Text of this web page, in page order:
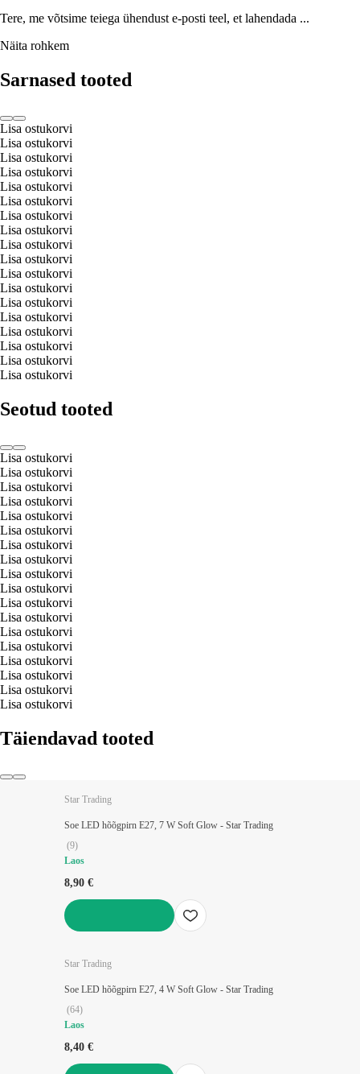
Tere, me võtsime teiega ühendust e-posti teel, et lahendada ...
Näita rohkem
Sarnased tooted
Lisa ostukorvi
Lisa ostukorvi
Lisa ostukorvi
Lisa ostukorvi
Lisa ostukorvi
Lisa ostukorvi
Lisa ostukorvi
Lisa ostukorvi
Lisa ostukorvi
Lisa ostukorvi
Lisa ostukorvi
Lisa ostukorvi
Lisa ostukorvi
Lisa ostukorvi
Lisa ostukorvi
Lisa ostukorvi
Lisa ostukorvi
Lisa ostukorvi
Seotud tooted
Lisa ostukorvi
Lisa ostukorvi
Lisa ostukorvi
Lisa ostukorvi
Lisa ostukorvi
Lisa ostukorvi
Lisa ostukorvi
Lisa ostukorvi
Lisa ostukorvi
Lisa ostukorvi
Lisa ostukorvi
Lisa ostukorvi
Lisa ostukorvi
Lisa ostukorvi
Lisa ostukorvi
Lisa ostukorvi
Lisa ostukorvi
Lisa ostukorvi
Täiendavad tooted
Star Trading
Soe LED hõõgpirn E27, 7 W Soft Glow - Star Trading
(9)
Laos
8,90 €
Star Trading
Soe LED hõõgpirn E27, 4 W Soft Glow - Star Trading
(64)
Laos
8,40 €